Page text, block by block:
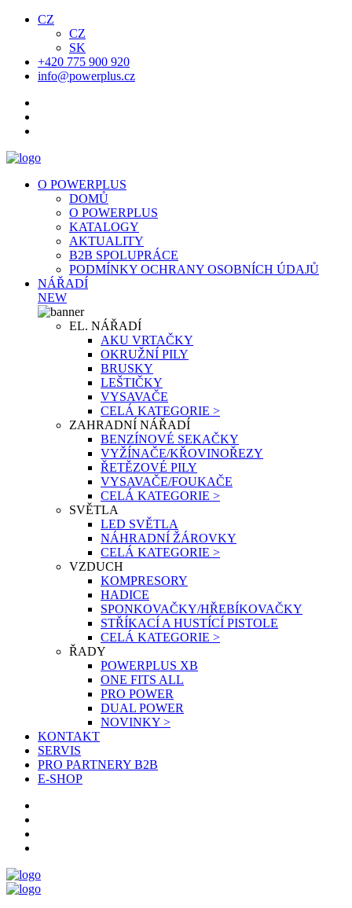
CZ
CZ
SK
+420 775 900 920
info@powerplus.cz
O POWERPLUS
DOMŮ
O POWERPLUS
KATALOGY
AKTUALITY
B2B SPOLUPRÁCE
PODMÍNKY OCHRANY OSOBNÍCH ÚDAJŮ
NÁŘADÍ
NEW
EL. NÁŘADÍ
AKU VRTAČKY
OKRUŽNÍ PILY
BRUSKY
LEŠTIČKY
VYSAVAČE
CELÁ KATEGORIE >
ZAHRADNÍ NÁŘADÍ
BENZÍNOVÉ SEKAČKY
VYŽÍNAČE/KŘOVINOŘEZY
ŘETĚZOVÉ PILY
VYSAVAČE/FOUKAČE
CELÁ KATEGORIE >
SVĚTLA
LED SVĚTLA
NÁHRADNÍ ŽÁROVKY
CELÁ KATEGORIE >
VZDUCH
KOMPRESORY
HADICE
SPONKOVAČKY/HŘEBÍKOVAČKY
STŘÍKACÍ A HUSTÍCÍ PISTOLE
CELÁ KATEGORIE >
ŘADY
POWERPLUS XB
ONE FITS ALL
PRO POWER
DUAL POWER
NOVINKY >
KONTAKT
SERVIS
PRO PARTNERY B2B
E-SHOP